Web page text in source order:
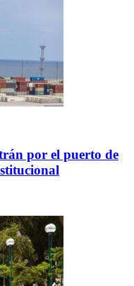
por el puerto de